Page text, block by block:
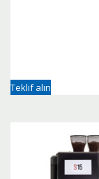
Teklif alın